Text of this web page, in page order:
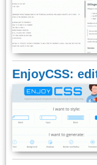
EnjoyCSS: